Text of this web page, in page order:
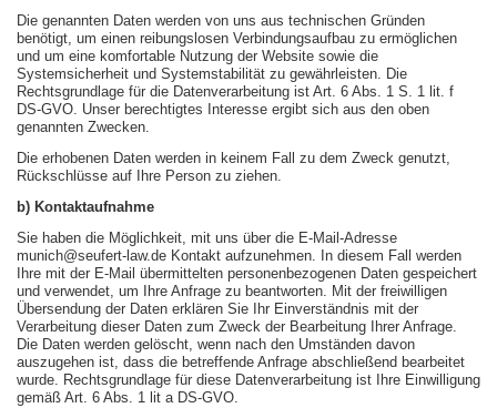
Die genannten Daten werden von uns aus technischen Gründen
benötigt, um einen reibungslosen Verbindungsaufbau zu ermöglichen
und um eine komfortable Nutzung der Website sowie die
Systemsicherheit und Systemstabilität zu gewährleisten. Die
Rechtsgrundlage für die Datenverarbeitung ist Art. 6 Abs. 1 S. 1 lit. f
DS-GVO. Unser berechtigtes Interesse ergibt sich aus den oben
genannten Zwecken.
Die erhobenen Daten werden in keinem Fall zu dem Zweck genutzt,
Rückschlüsse auf Ihre Person zu ziehen.
b) Kontaktaufnahme
Sie haben die Möglichkeit, mit uns über die E-Mail-Adresse
munich@seufert-law.de Kontakt aufzunehmen. In diesem Fall werden
Ihre mit der E-Mail übermittelten personenbezogenen Daten gespeichert
und verwendet, um Ihre Anfrage zu beantworten. Mit der freiwilligen
Übersendung der Daten erklären Sie Ihr Einverständnis mit der
Verarbeitung dieser Daten zum Zweck der Bearbeitung Ihrer Anfrage.
Die Daten werden gelöscht, wenn nach den Umständen davon
auszugehen ist, dass die betreffende Anfrage abschließend bearbeitet
wurde. Rechtsgrundlage für diese Datenverarbeitung ist Ihre Einwilligung
gemäß Art. 6 Abs. 1 lit a DS-GVO.